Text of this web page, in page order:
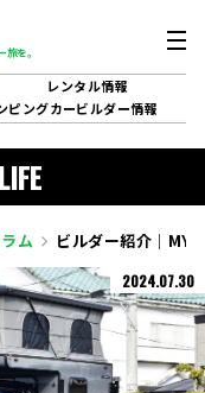
を。
レンタル情報
ピングカービルダー情報
ム ビルダー紹介｜
2024.07.30